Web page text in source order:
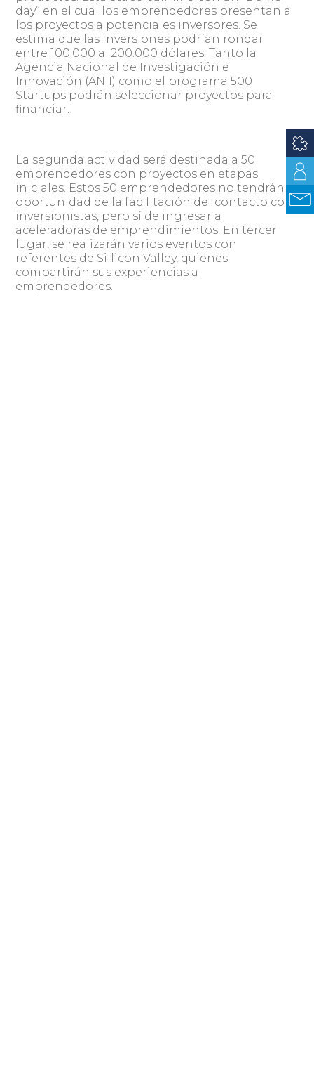
day” en el cual los emprendedores presentan a
los proyectos a potenciales inversores. Se
estima que las inversiones podrían rondar
entre 100.000 a 200.000 dólares. Tanto la
Agencia Nacional de Investigación e
Innovación (ANII) como el programa 500
Startups podrán seleccionar proyectos para
financiar.
La segunda actividad será destinada a 50
emprendedores con proyectos en etapas
iniciales. Estos 50 emprendedores no tendrán la
oportunidad de la facilitación del contacto con
inversionistas, pero sí de ingresar a
aceleradoras de emprendimientos. En tercer
lugar, se realizarán varios eventos con
referentes de Sillicon Valley, quienes
compartirán sus experiencias a
emprendedores.